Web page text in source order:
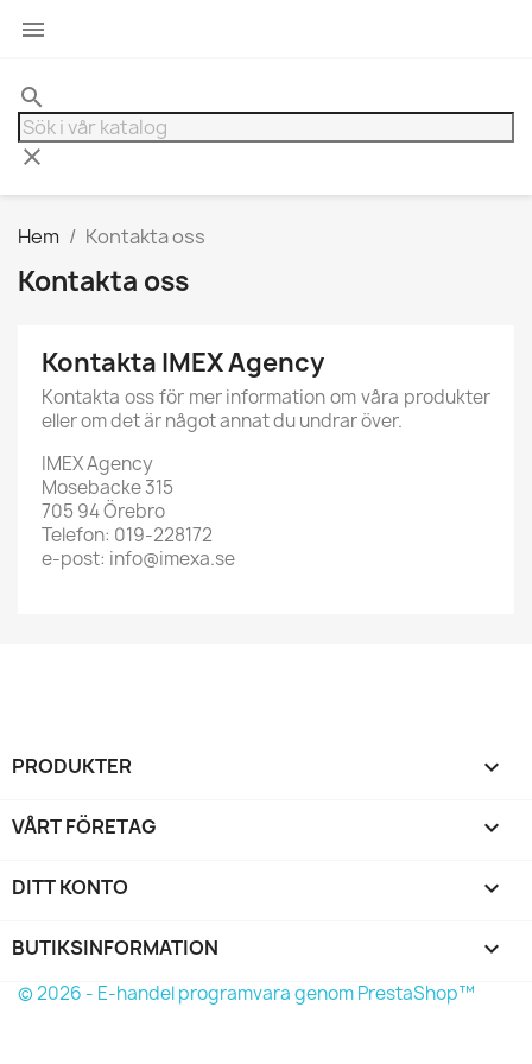

search
clear
Hem Kontakta oss
Kontakta oss
Kontakta IMEX Agency
Kontakta oss för mer information om våra produkter
eller om det är något annat du undrar över.
IMEX Agency
Mosebacke 315
705 94 Örebro
Telefon: 019-228172
e-post: info@imexa.se
PRODUKTER 
VÅRT FÖRETAG 
DITT KONTO 
BUTIKSINFORMATION keyboard_arrow_down
© 2026 - E-handel programvara genom PrestaShop™